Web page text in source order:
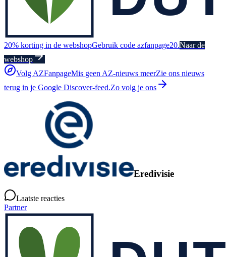
20% korting in de webshopGebruik code azfanpage20.Naar de
webshop
Volg AZFanpageMis geen AZ-nieuws meerZie ons nieuws
terug in je Google Discover-feed.Zo volg je ons
Eredivisie
Laatste reacties
Partner